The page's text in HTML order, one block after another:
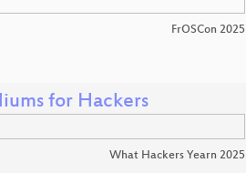
FrOSCon 2025
for Hackers
What Hackers Yearn 2025